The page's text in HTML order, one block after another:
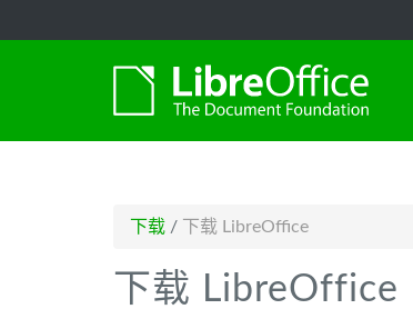
下载 / 下载 LibreOffice
下载 LibreOffice